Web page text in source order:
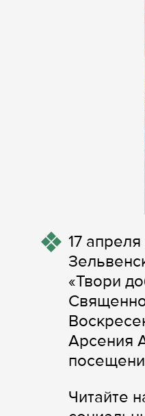
17
«Твори
Арсения
Читайте